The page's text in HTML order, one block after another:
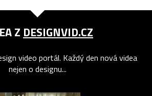
Z DESIGNVID.CZ
video portál. Každý den nová videa
nejen o designu...